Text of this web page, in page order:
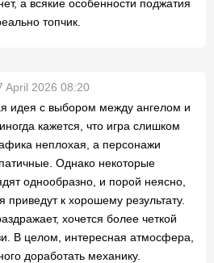
а всякие особенности поджатия
топчик.
April 2026 08:20
идея с выбором между ангелом и
кажется, что игра слишком
неплохая, а персонажи
Однако некоторые
однообразно, и порой неясно,
приведут к хорошему результату.
хочется более четкой
В целом, интересная атмосфера,
доработать механику.